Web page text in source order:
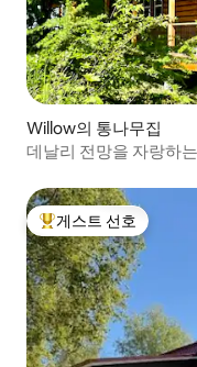
Willow의 통나무집
데날리 전망을 자랑하
상위 게스트 선호
게스트 선호